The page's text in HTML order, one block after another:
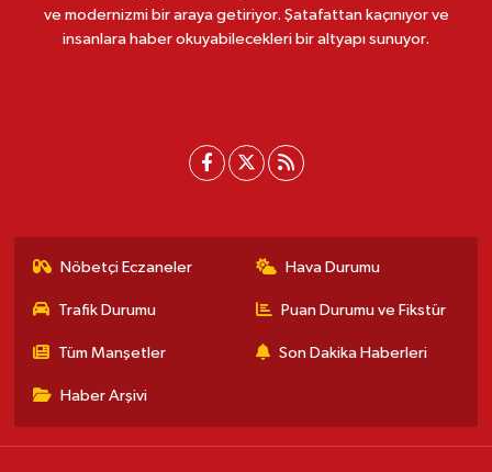
ve modernizmi bir araya getiriyor. Şatafattan kaçınıyor ve
insanlara haber okuyabilecekleri bir altyapı sunuyor.
Nöbetçi Eczaneler Hava Durumu
Trafik Durumu Puan Durumu ve Fikstür
Tüm Manşetler Son Dakika Haberleri
Haber Arşivi